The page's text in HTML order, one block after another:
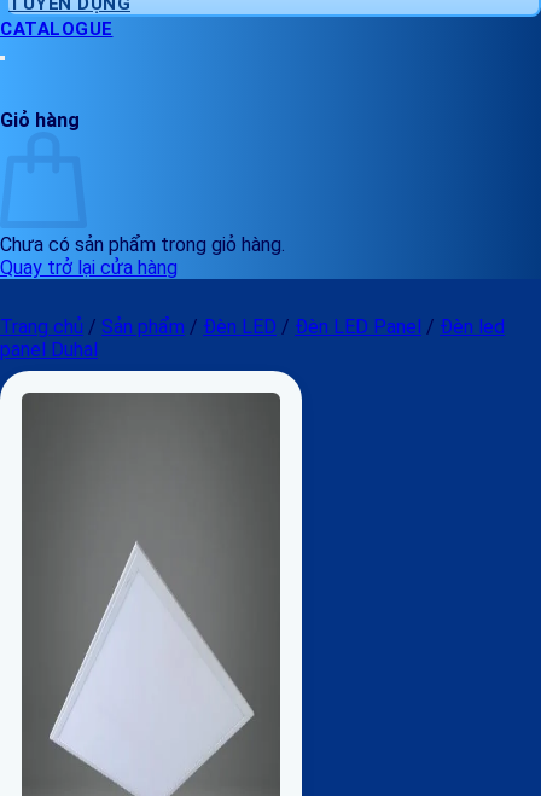
CATALOGUE
Giỏ hàng
Chưa có sản phẩm trong giỏ hàng.
Quay trở lại cửa hàng
Trang chủ / Sản phẩm / Đèn LED / Đèn LED Panel / Đèn led
panel Duhal